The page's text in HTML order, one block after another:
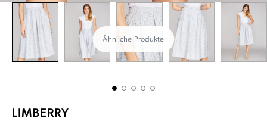
Ähnliche Produkte
LIMBERRY